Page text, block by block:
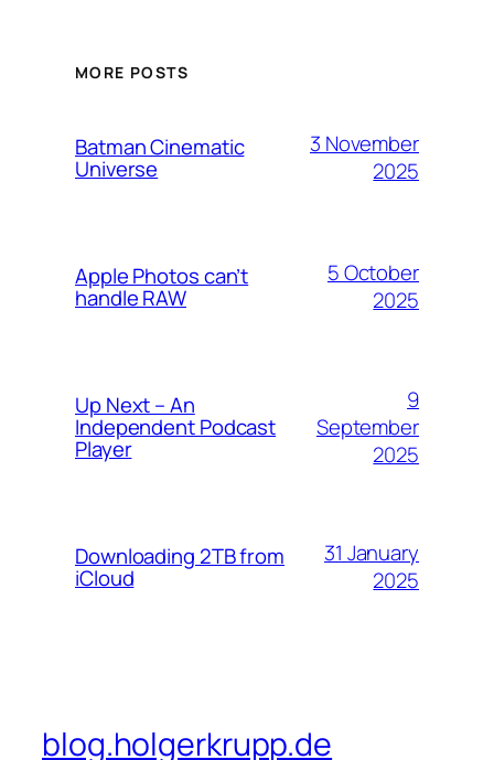
MORE POSTS
Batman Cinematic
Universe
3 November
2025
Apple Photos can’t
handle RAW
5 October
2025
Up Next – An
Independent Podcast
Player
9
September
2025
Downloading 2TB from
iCloud
31 January
2025
blog.holgerkrupp.de